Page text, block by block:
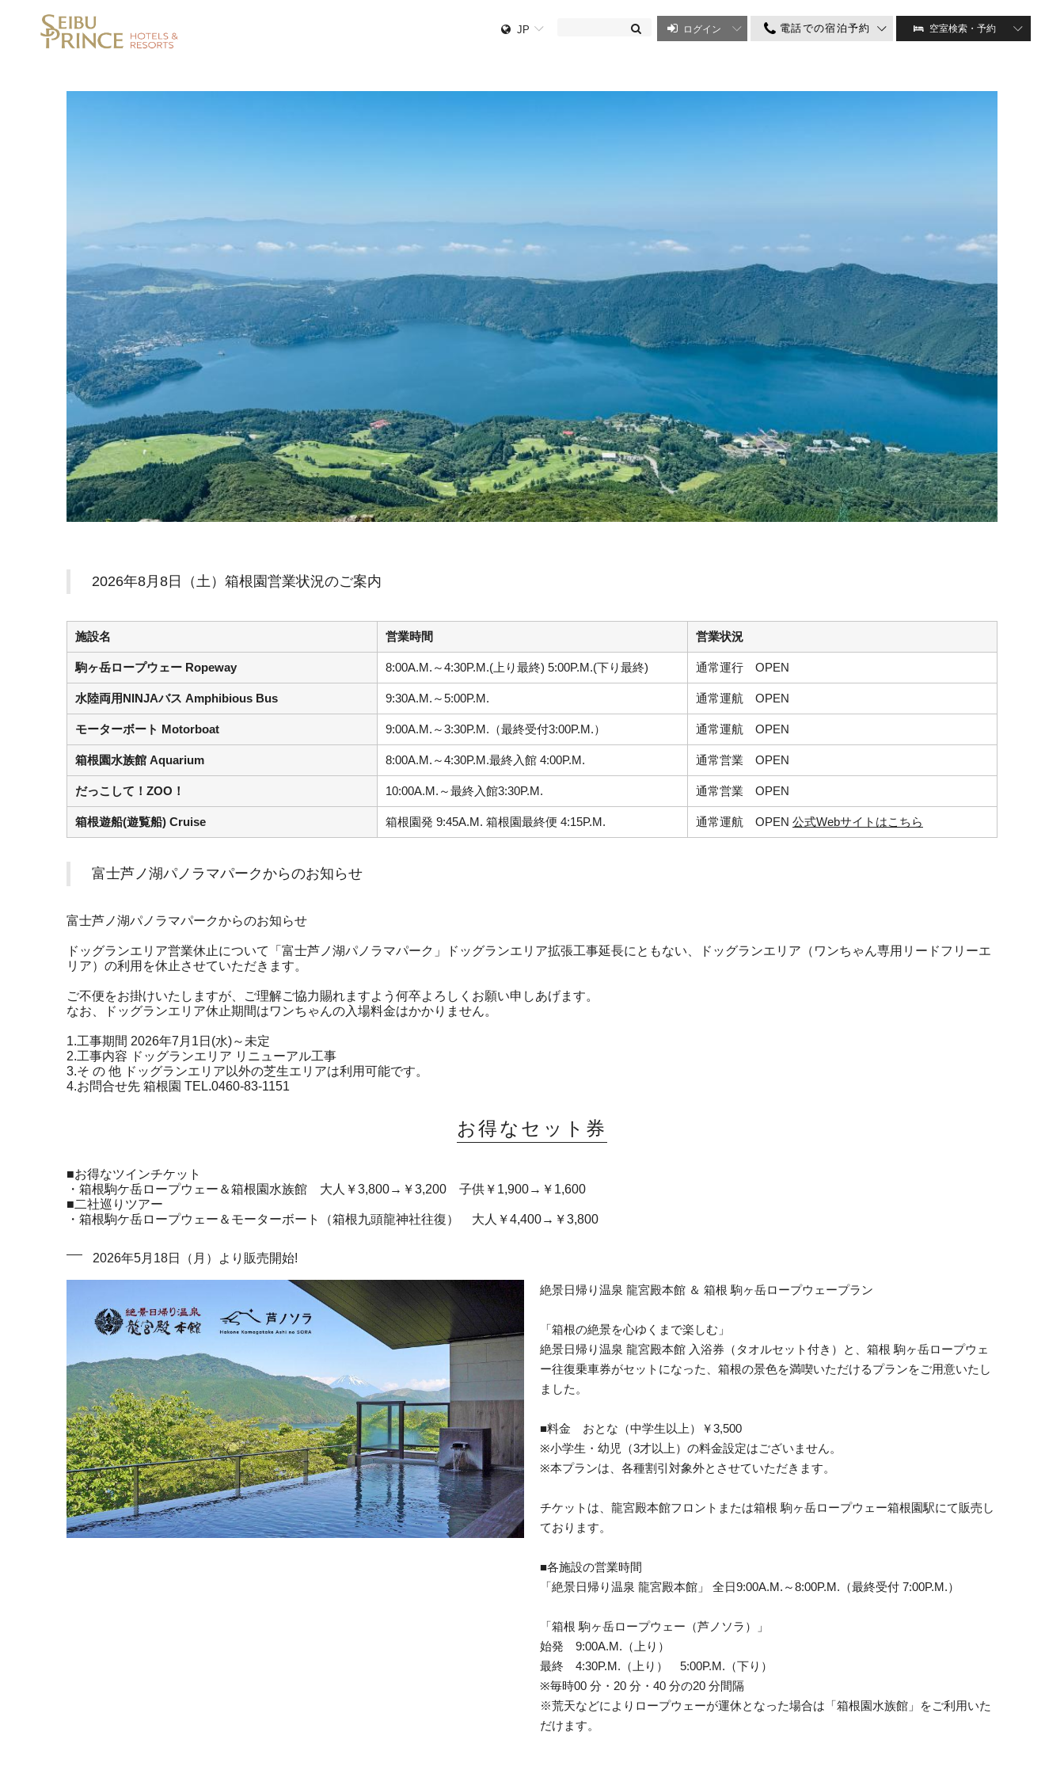
JP ログイン 電話での宿泊予約 空室検索・予約
2026年8月8日（土）箱根園営業状況のご案内
施設名 営業時間 営業状況
駒ヶ岳ロープウェー Ropeway 8:00A.M.～4:30P.M.(上り最終) 5:00P.M.(下り最終) 通常運行 OPEN
水陸両用NINJAバス Amphibious Bus 9:30A.M.～5:00P.M. 通常運航 OPEN
モーターボート Motorboat 9:00A.M.～3:30P.M.（最終受付3:00P.M.） 通常運航 OPEN
箱根園水族館 Aquarium 8:00A.M.～4:30P.M.最終入館 4:00P.M. 通常営業 OPEN
だっこして！ZOO！ 10:00A.M.～最終入館3:30P.M. 通常営業 OPEN
箱根遊船(遊覧船) Cruise 箱根園発 9:45A.M. 箱根園最終便 4:15P.M. 通常運航 OPEN 公式Webサイトはこちら
富士芦ノ湖パノラマパークからのお知らせ
富士芦ノ湖パノラマパークからのお知らせ
ドッグランエリア営業休止について「富士芦ノ湖パノラマパーク」ドッグランエリア拡張工事延長にともない、ドッグランエリア（ワンちゃん専用リードフリーエ
リア）の利用を休止させていただきます。
ご不便をお掛けいたしますが、ご理解ご協力賜れますよう何卒よろしくお願い申しあげます。
なお、ドッグランエリア休止期間はワンちゃんの入場料金はかかりません。
1.工事期間 2026年7月1日(水)～未定
2.工事内容 ドッグランエリア リニューアル工事
3.そ の 他 ドッグランエリア以外の芝生エリアは利用可能です。
4.お問合せ先 箱根園 TEL.0460-83-1151
お得なセット券
■お得なツインチケット
・箱根駒ケ岳ロープウェー＆箱根園水族館 大人￥3,800→￥3,200 子供￥1,900→￥1,600
■二社巡りツアー
・箱根駒ケ岳ロープウェー＆モーターボート（箱根九頭龍神社往復） 大人￥4,400→￥3,800
2026年5月18日（月）より販売開始!
絶景日帰り温泉 龍宮殿本館 ＆ 箱根 駒ヶ岳ロープウェープラン
「箱根の絶景を心ゆくまで楽しむ」
絶景日帰り温泉 龍宮殿本館 入浴券（タオルセット付き）と、箱根 駒ヶ岳ロープウェ
ー往復乗車券がセットになった、箱根の景色を満喫いただけるプランをご用意いたし
ました。
■料金 おとな（中学生以上）￥3,500
※小学生・幼児（3才以上）の料金設定はございません。
※本プランは、各種割引対象外とさせていただきます。
チケットは、龍宮殿本館フロントまたは箱根 駒ヶ岳ロープウェー箱根園駅にて販売し
ております。
■各施設の営業時間
「絶景日帰り温泉 龍宮殿本館」 全日9:00A.M.～8:00P.M.（最終受付 7:00P.M.）
「箱根 駒ヶ岳ロープウェー（芦ノソラ）」
始発 9:00A.M.（上り）
最終 4:30P.M.（上り） 5:00P.M.（下り）
※毎時00 分・20 分・40 分の20 分間隔
※荒天などによりロープウェーが運休となった場合は「箱根園水族館」をご利用いた
だけます。